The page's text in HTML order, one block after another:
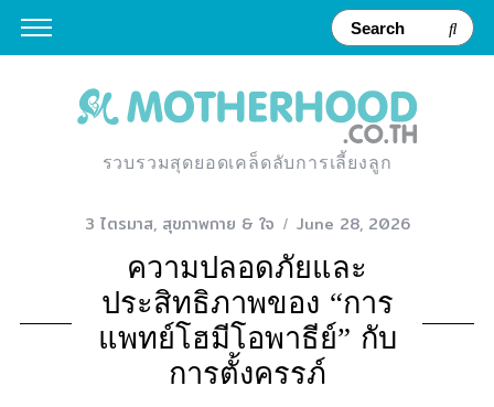
รวบรวมสุดยอดเคล็ดลับการเลี้ยงลูก
3 ไตรมาส, สุขภาพกาย & ใจ June 28, 2026
ความปลอดภัยและ
ประสิทธิภาพของ “การ
แพทย์โฮมีโอพาธีย์” กับ
การตั้งครรภ์